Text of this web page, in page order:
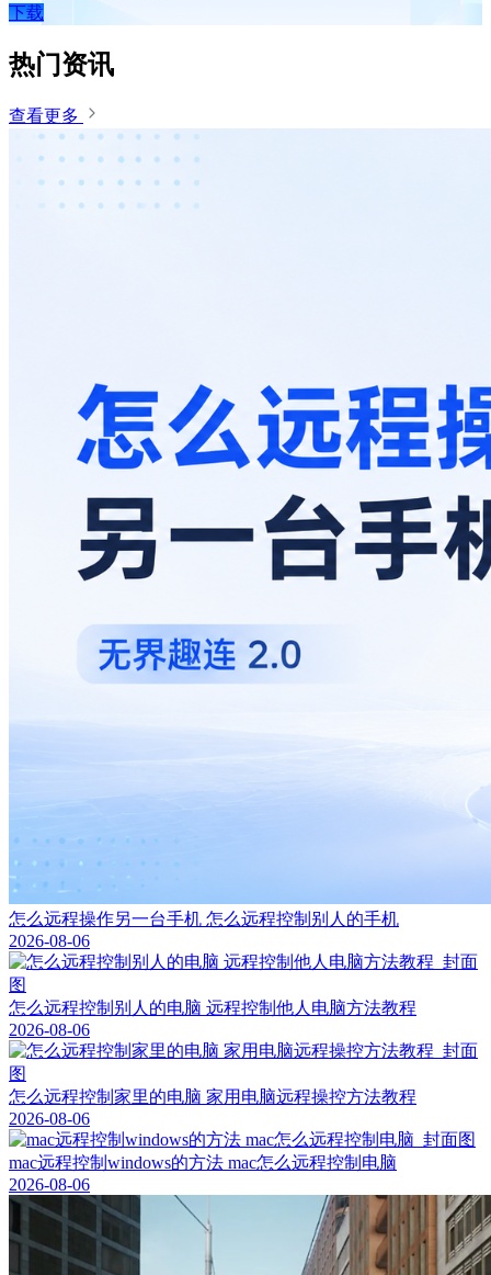
下载
热门资讯
查看更多
怎么远程操作另一台手机 怎么远程控制别人的手机
2026-08-06
怎么远程控制别人的电脑 远程控制他人电脑方法教程
2026-08-06
怎么远程控制家里的电脑 家用电脑远程操控方法教程
2026-08-06
mac远程控制windows的方法 mac怎么远程控制电脑
2026-08-06